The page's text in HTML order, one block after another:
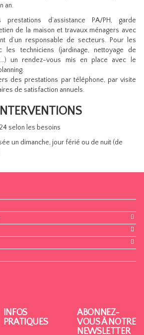
an.
prestations d’assistance PA/PH, garde
de la maison et travaux ménagers avec
d’un responsable de secteurs. Pour les
les techniciens (jardinage, nettoyage de
un rendez-vous mis en place avec le
des prestations par téléphone, par visite
de satisfaction annuels.
selon les besoins
un dimanche, jour férié ou de nuit (de
INFOS
PRATIQUES
ABONNEZ-
VOUS À NOTRE
NEWSLETTER